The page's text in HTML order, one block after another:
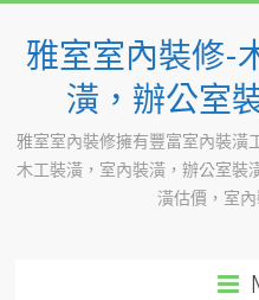
content
雅室室內裝修-
潢，辦公室
雅室室內裝修擁有豐富室內裝潢
木工裝潢，室內裝潢，辦公室裝
潢估價，室